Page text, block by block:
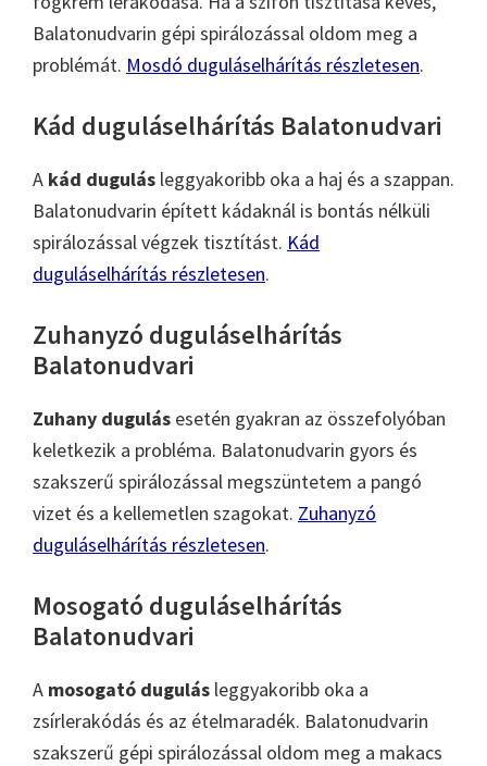
Balatonudvarin gépi spirálozással oldom meg a
problémát. Mosdó duguláselhárítás részletesen.
Kád duguláselhárítás Balatonudvari
A kád dugulás leggyakoribb oka a haj és a szappan.
Balatonudvarin épített kádaknál is bontás nélküli
spirálozással végzek tisztítást. Kád
duguláselhárítás részletesen.
Zuhanyzó duguláselhárítás
Balatonudvari
Zuhany dugulás esetén gyakran az összefolyóban
keletkezik a probléma. Balatonudvarin gyors és
szakszerű spirálozással megszüntetem a pangó
vizet és a kellemetlen szagokat. Zuhanyzó
duguláselhárítás részletesen.
Mosogató duguláselhárítás
Balatonudvari
A mosogató dugulás leggyakoribb oka a
zsírlerakódás és az ételmaradék. Balatonudvarin
szakszerű gépi spirálozással oldom meg a makacs